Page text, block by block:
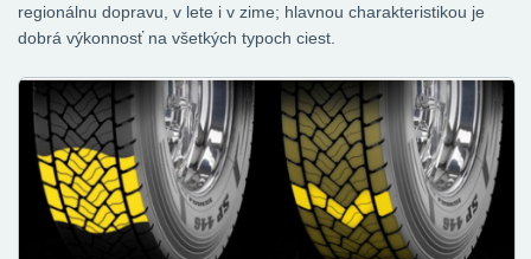
regionálnu dopravu, v lete i v zime; hlavnou charakteristikou je
dobrá výkonnosť na všetkých typoch ciest.